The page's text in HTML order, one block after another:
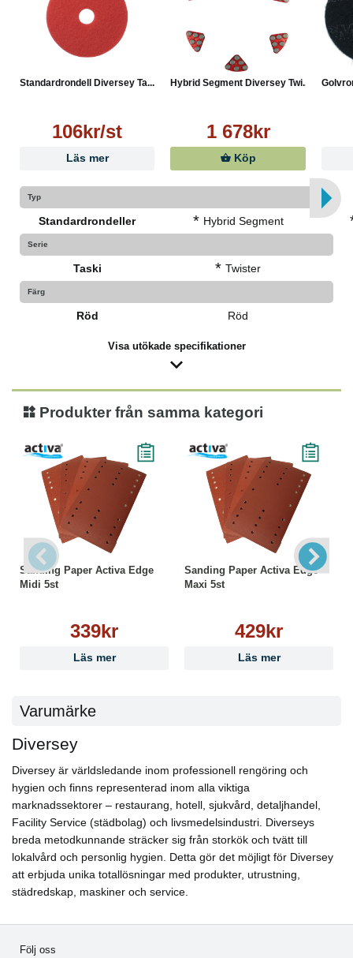
Standardrondell Diversey Ta...
106kr/st
Läs mer
Hybrid Segment Diversey Twi...
1 678kr
Köp
Typ
Standardrondeller * Hybrid Segment
Serie
Taski * Twister
Färg
Röd Röd
Visa utökade specifikationer
Produkter från samma kategori
Sanding Paper Activa Edge
Midi 5st
339kr
Läs mer
Sanding Paper Activa Edge
Maxi 5st
429kr
Läs mer
Varumärke
Diversey
Diversey är världsledande inom professionell rengöring och
hygien och finns representerad inom alla viktiga
marknadssektorer – restaurang, hotell, sjukvård, detaljhandel,
Facility Service (städbolag) och livsmedelsindustri. Diverseys
breda metodkunnande sträcker sig från storkök och tvätt till
lokalvård och personlig hygien. Detta gör det möjligt för Diversey
att erbjuda unika totallösningar med produkter, utrustning,
städredskap, maskiner och service.
Följ oss